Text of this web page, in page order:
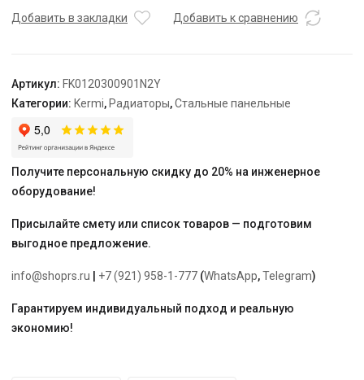
64*300*900,
9016
(белый),
Kermi
Добавить в закладки Добавить к сравнению
Артикул: FK0120300901N2Y
Категории: Kermi, Радиаторы,Стальные панельные
Получите персональную скидку до 20% на инженерное
оборудование!
Присылайте смету или список товаров — подготовим
выгодное предложение.
info@shoprs.ru +7 (921) 958-1-777 (WhatsApp,Telegram)
Гарантируем индивидуальный подход и реальную
экономию!